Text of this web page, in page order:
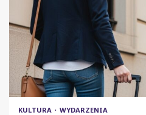
KULTURA WYDARZENIA